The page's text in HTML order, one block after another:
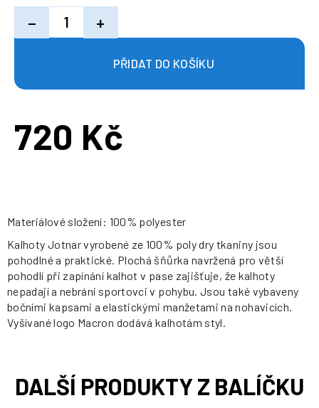
+
−
720 Kč
Měrná
Materiálové složení: 100% polyester
Kalhoty Jotnar vyrobené ze 100% poly dry tkaniny jsou
pohodlné a praktické. Plochá šňůrka navržená pro větší
pohodlí při zapínání kalhot v pase zajišťuje, že kalhoty
nepadají a nebrání sportovci v pohybu. Jsou také vybaveny
bočními kapsami a elastickými manžetami na nohavicích.
Vyšívané logo Macron dodává kalhotám styl.